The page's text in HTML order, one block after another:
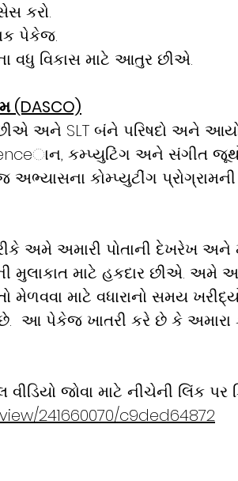
કરો.
પેકેજ.
વિકાસ માટે આતુર છીએ.
(DASCO)
અને SLT બંને પરિષદો અને
કમ્પ્યુટિંગ અને સંગીત
કોમ્પ્યુટીંગ
અમે અમારી પોતાની દેખરેખ અને
મુલાકાત માટે હકદાર છીએ. અમે
મેળવવા માટે વધારાનો સમય
આ પેકેજ ખાતરી કરે છે કે અમારા
વીડિયો જોવા માટે નીચેની લિંક પર
241660070/c9ded64872